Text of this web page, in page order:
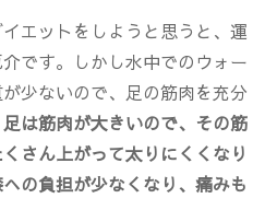
エットをしようと思うと、運
です。しかし水中でのウォー
少ないので、足の筋肉を充分
足は筋肉が大きいので、その筋
さん上がって太りにくくなり
の負担が少なくなり、痛みも